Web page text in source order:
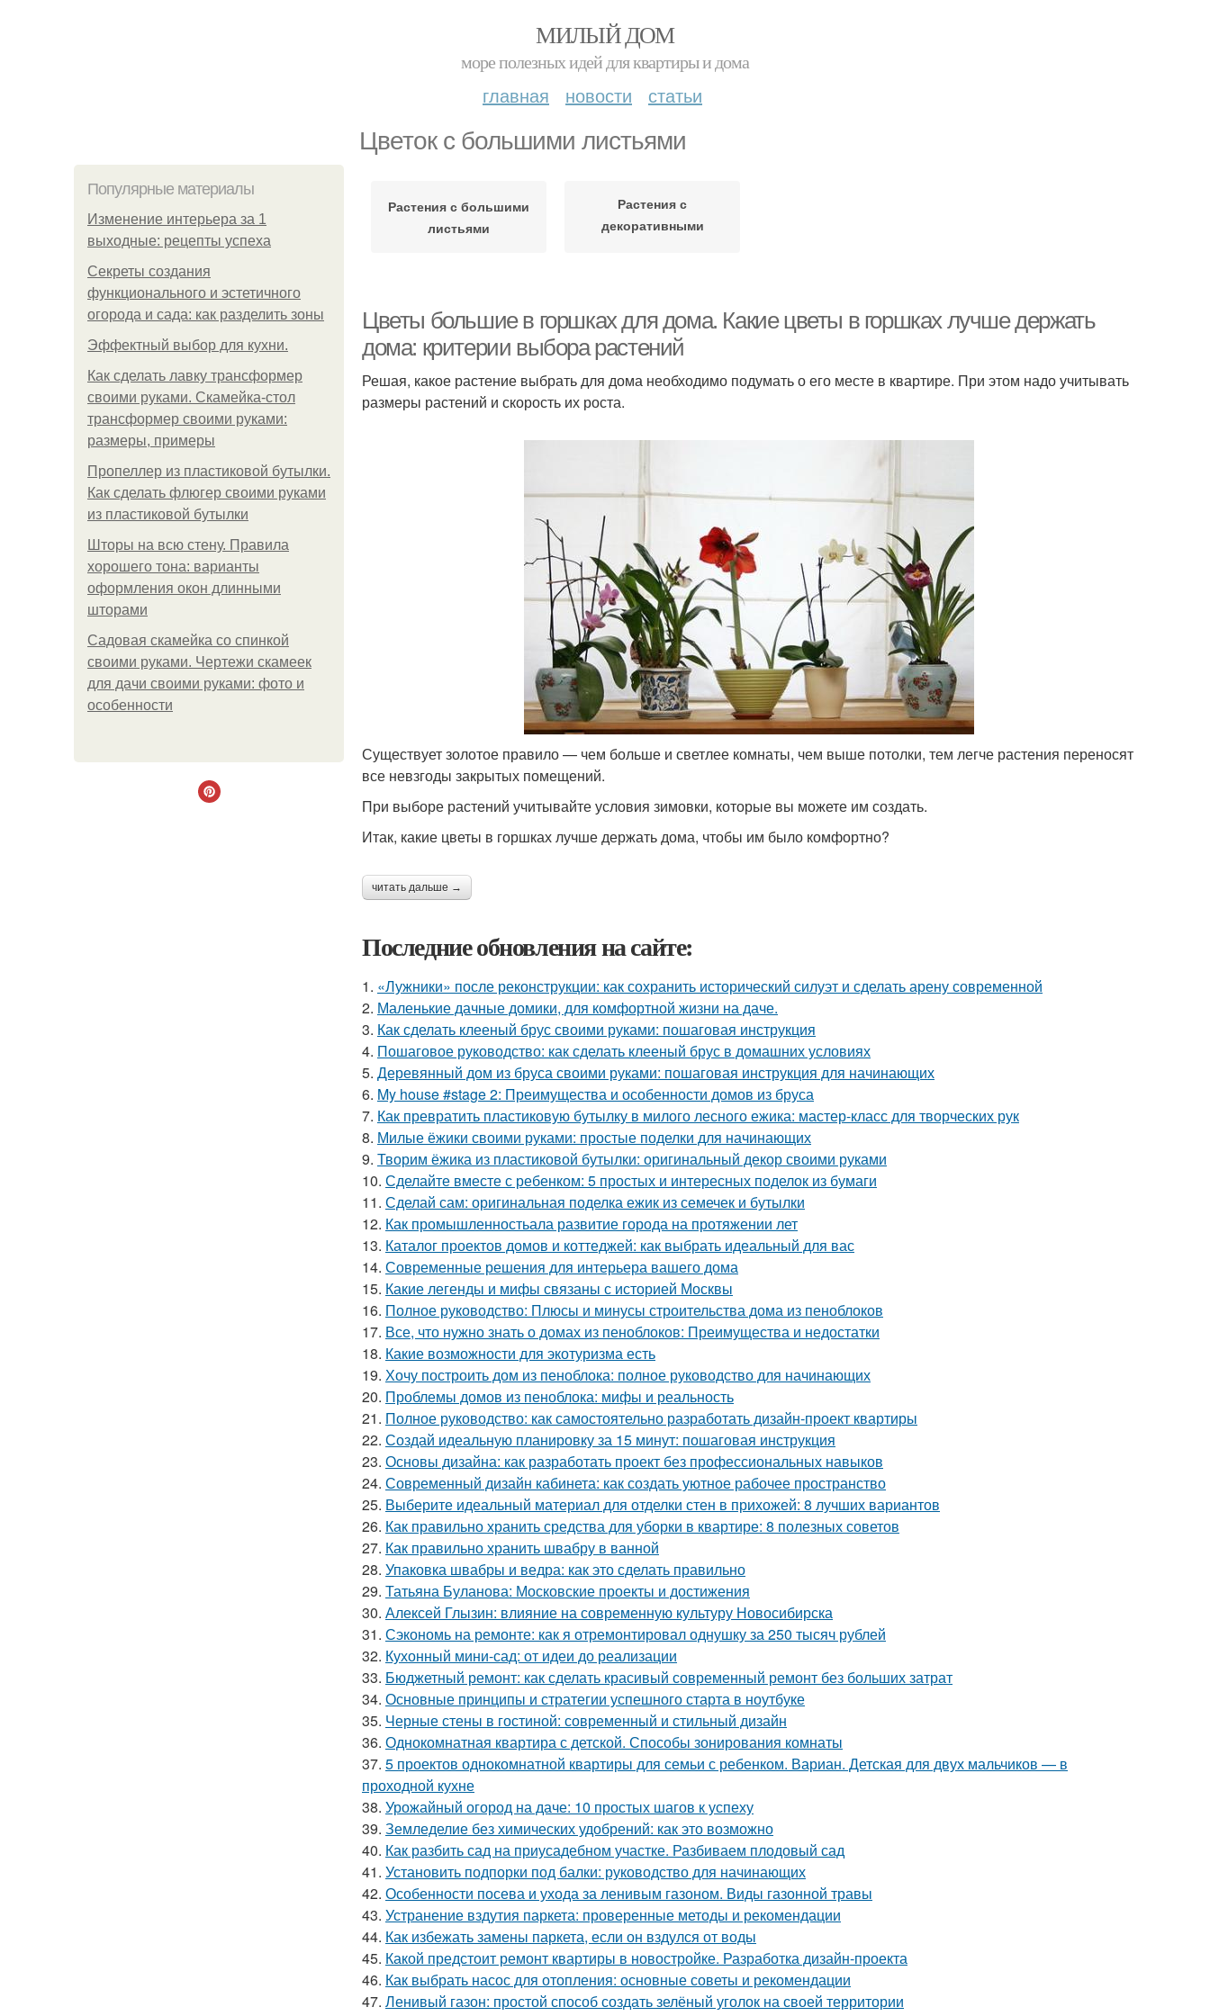
МИЛЫЙ ДОМ
море полезных идей для квартиры и дома
главная новости статьи
Цветок с большими листьями
Популярные материалы
Изменение интерьера за 1
выходные: рецепты успеха
Секреты создания
функционального и эстетичного
огорода и сада: как разделить зоны
Эффектный выбор для кухни.
Как сделать лавку трансформер
своими руками. Скамейка-стол
трансформер своими руками:
размеры, примеры
Пропеллер из пластиковой бутылки.
Как сделать флюгер своими руками
из пластиковой бутылки
Шторы на всю стену. Правила
хорошего тона: варианты
оформления окон длинными
шторами
Садовая скамейка со спинкой
своими руками. Чертежи скамеек
для дачи своими руками: фото и
особенности
Растения с большими
листьями
Растения с
декоративными
Цветы большие в горшках для дома. Какие цветы в горшках лучше держать
дома: критерии выбора растений
Решая, какое растение выбрать для дома необходимо подумать о его месте в квартире. При этом надо учитывать
размеры растений и скорость их роста.
Существует золотое правило — чем больше и светлее комнаты, чем выше потолки, тем легче растения переносят
все невзгоды закрытых помещений.
При выборе растений учитывайте условия зимовки, которые вы можете им создать.
Итак, какие цветы в горшках лучше держать дома, чтобы им было комфортно?
читать дальше →
Последние обновления на сайте:
1. «Лужники» после реконструкции: как сохранить исторический силуэт и сделать арену современной
2. Маленькие дачные домики, для комфортной жизни на даче.
3. Как сделать клееный брус своими руками: пошаговая инструкция
4. Пошаговое руководство: как сделать клееный брус в домашних условиях
5. Деревянный дом из бруса своими руками: пошаговая инструкция для начинающих
6. My house #stage 2: Преимущества и особенности домов из бруса
7. Как превратить пластиковую бутылку в милого лесного ежика: мастер-класс для творческих рук
8. Милые ёжики своими руками: простые поделки для начинающих
9. Творим ёжика из пластиковой бутылки: оригинальный декор своими руками
10. Сделайте вместе с ребенком: 5 простых и интересных поделок из бумаги
11. Сделай сам: оригинальная поделка ежик из семечек и бутылки
12. Как промышленностьала развитие города на протяжении лет
13. Каталог проектов домов и коттеджей: как выбрать идеальный для вас
14. Современные решения для интерьера вашего дома
15. Какие легенды и мифы связаны с историей Москвы
16. Полное руководство: Плюсы и минусы строительства дома из пеноблоков
17. Все, что нужно знать о домах из пеноблоков: Преимущества и недостатки
18. Какие возможности для экотуризма есть
19. Хочу построить дом из пеноблока: полное руководство для начинающих
20. Проблемы домов из пеноблока: мифы и реальность
21. Полное руководство: как самостоятельно разработать дизайн-проект квартиры
22. Создай идеальную планировку за 15 минут: пошаговая инструкция
23. Основы дизайна: как разработать проект без профессиональных навыков
24. Современный дизайн кабинета: как создать уютное рабочее пространство
25. Выберите идеальный материал для отделки стен в прихожей: 8 лучших вариантов
26. Как правильно хранить средства для уборки в квартире: 8 полезных советов
27. Как правильно хранить швабру в ванной
28. Упаковка швабры и ведра: как это сделать правильно
29. Татьяна Буланова: Московские проекты и достижения
30. Алексей Глызин: влияние на современную культуру Новосибирска
31. Сэкономь на ремонте: как я отремонтировал однушку за 250 тысяч рублей
32. Кухонный мини-сад: от идеи до реализации
33. Бюджетный ремонт: как сделать красивый современный ремонт без больших затрат
34. Основные принципы и стратегии успешного старта в ноутбуке
35. Черные стены в гостиной: современный и стильный дизайн
36. Однокомнатная квартира с детской. Способы зонирования комнаты
37. 5 проектов однокомнатной квартиры для семьи с ребенком. Вариан. Детская для двух мальчиков — в
проходной кухне
38. Урожайный огород на даче: 10 простых шагов к успеху
39. Земледелие без химических удобрений: как это возможно
40. Как разбить сад на приусадебном участке. Разбиваем плодовый сад
41. Установить подпорки под балки: руководство для начинающих
42. Особенности посева и ухода за ленивым газоном. Виды газонной травы
43. Устранение вздутия паркета: проверенные методы и рекомендации
44. Как избежать замены паркета, если он вздулся от воды
45. Какой предстоит ремонт квартиры в новостройке. Разработка дизайн-проекта
46. Как выбрать насос для отопления: основные советы и рекомендации
47. Ленивый газон: простой способ создать зелёный уголок на своей территории